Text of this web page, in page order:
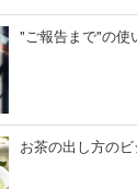
"ご報告まで"の使
お茶の出し方の